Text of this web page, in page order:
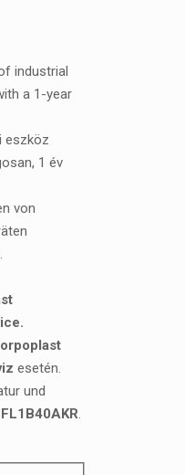
industrial
a 1-year
eszköz
1 év
von
esetén.
und
.